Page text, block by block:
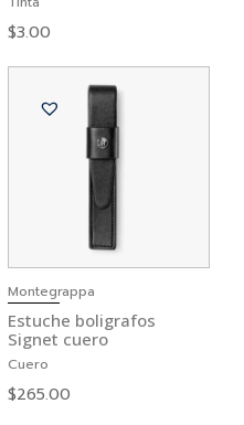
$3.00
Montegrappa
Estuche boligrafos
Signet cuero
Cuero
$265.00